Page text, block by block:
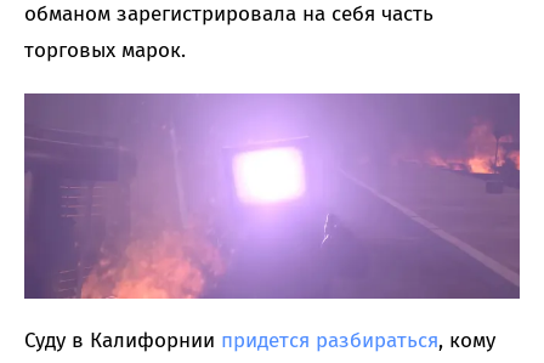
обманом зарегистрировала на себя часть
торговых марок.
Суду в Калифорнии придется разбираться, кому